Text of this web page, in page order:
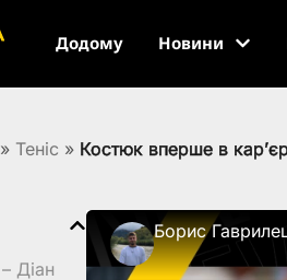
Додому Новини
» Теніс » Костюк вперше в
Діан
Борис